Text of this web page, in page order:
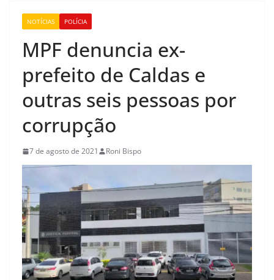
NOTÍCIAS POLÍCIA
MPF denuncia ex-
prefeito de Caldas e
outras seis pessoas por
corrupção
7 de agosto de 2021 Roni Bispo